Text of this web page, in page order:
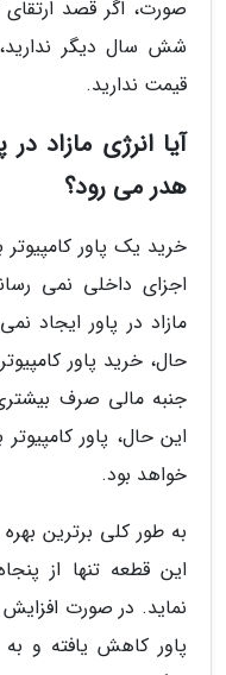
صورت، اگر قصد ارتقای
شش سال دیگر
قیمت ندارید.
آیا انرژی مازاد
هدر می رود؟
خرید یک پاور
اجزای داخلی نمی
مازاد در پاور ایجاد
حال، خرید پاور
جنبه مالی صرف
این حال، پاور
خواهد بود.
به طور کلی برترین
این قطعه تنها از
پاور کاهش یافته و